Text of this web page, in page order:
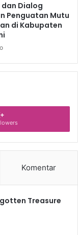
Dialog
Penguatan Mutu
di Kabupaten
Komentar
Treasure